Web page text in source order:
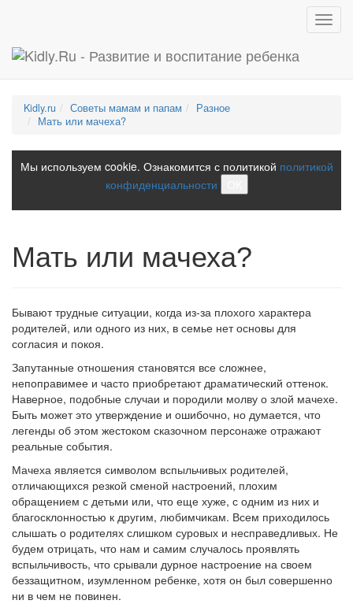
Kidly.ru Советы мамам и папам
Разное
Мать или мачеха?
Мы используем cookie. Ознакомится с политикой политикой
конфиденциальности
Мать или мачеха?
Бывают трудные ситуации, когда из-за плохого характера
родителей, или одного из них, в семье нет основы для
согласия и покоя.
Запутанные отношения становятся все сложнее,
непоправимее и часто приобретают драматический оттенок.
Наверное, подобные случаи и породили молву о злой мачехе.
Быть может это утверждение и ошибочно, но думается, что
легенды об этом жестоком сказочном персонаже отражают
реальные события.
Мачеха является символом вспыльчивых родителей,
отличающихся резкой сменой настроений, плохим
обращением с детьми или, что еще хуже, с одним из них и
благосклонностью к другим, любимчикам. Всем приходилось
слышать о родителях слишком суровых и несправедливых. Не
будем отрицать, что нам и самим случалось проявлять
вспыльчивость, что срывали дурное настроение на своем
беззащитном, изумленном ребенке, хотя он был совершенно
ни в чем не повинен.